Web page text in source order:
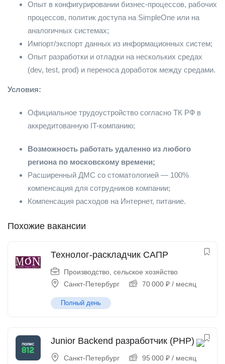
Опыт в конфигурировании бизнес-процессов, рабочих
процессов, политик доступа на SimpleOne или на
аналогичных системах;
Импорт/экспорт данных из информационных систем;
Опыт разработки и отладки на нескольких средах
(dev, test, prod) и переноса доработок между средами.
Условия:
Официальное трудоустройство согласно ТК РФ в
аккредитованную IT-компанию;
Возможность работать удаленно из любого
региона по московскому времени;
Расширенный ДМС со стоматологией — 100%
компенсация для сотрудников компании;
Компенсация расходов на Интернет, питание.
Похожие вакансии
Технолог-раскладчик САПР
Производство, сельское хозяйство
Санкт-Петербург
70 000 ₽ / месяц
Полный день
Junior Backend разработчик (PHP)
Санкт-Петербург 95 000 ₽ / месяц